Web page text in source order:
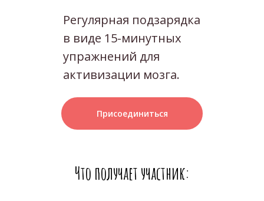
Присоединиться
Регулярная подзарядка
в виде 15-минутных
упражнений для
активизации мозга.
Что получает участник: